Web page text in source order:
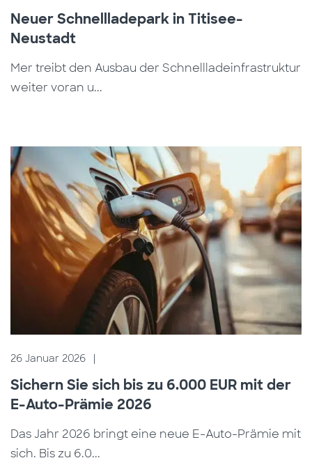
Neuer Schnellladepark in Titisee-
Neustadt
Mer treibt den Ausbau der Schnellladeinfrastruktur
weiter voran u...
26 Januar 2026 |
Sichern Sie sich bis zu 6.000 EUR mit der
E-Auto-Prämie 2026
Das Jahr 2026 bringt eine neue E-Auto-Prämie mit
sich. Bis zu 6.0...